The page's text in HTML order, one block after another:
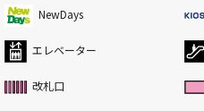
NewDays
エレベーター
改札口